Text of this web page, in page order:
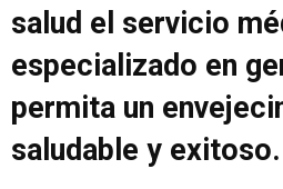
salud el servicio
especializado en
permita un
saludable y exitoso.